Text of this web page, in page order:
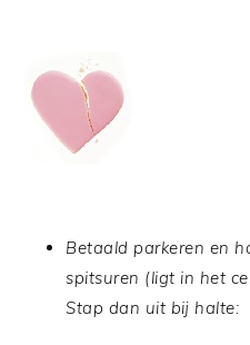
Betaald parkeren en
spitsuren (ligt in het
Stap dan uit bij halte: